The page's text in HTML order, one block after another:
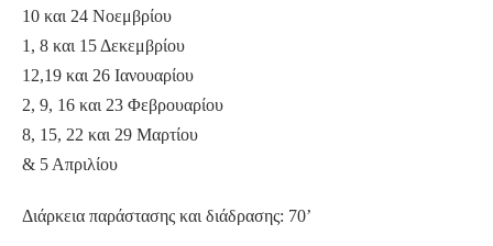
10 και 24 Νοεμβρίου
1, 8 και 15 Δεκεμβρίου
12,19 και 26 Ιανουαρίου
2, 9, 16 και 23 Φεβρουαρίου
8, 15, 22 και 29 Μαρτίου
& 5 Απριλίου
Διάρκεια παράστασης και διάδρασης: 70’